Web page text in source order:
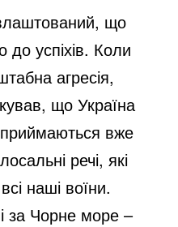
d
що
успіхів. Коли
агресія,
що Україна
вже
речі, які
наші воїни.
за Чорне море –